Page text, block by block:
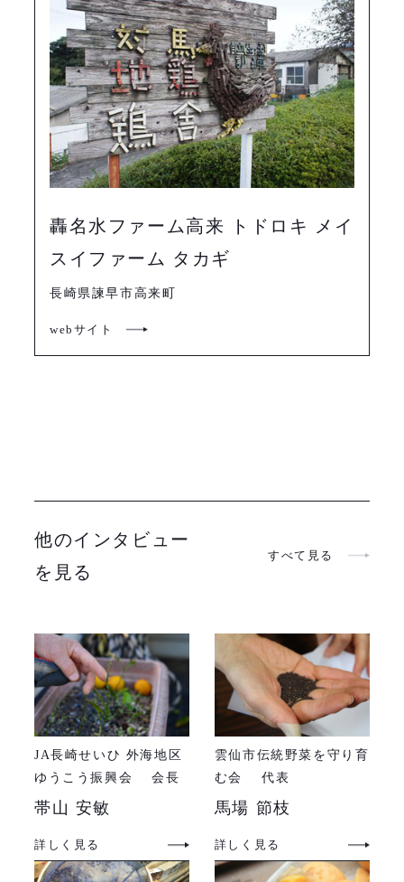
轟名水ファーム高来 トドロキ メイ
スイファーム タカギ
長崎県諫早市高来町
webサイト
他のインタビュー
を見る
すべて見る
JA長崎せいひ 外海地区
ゆうこう振興会 会長
帯山 安敏
詳しく見る
雲仙市伝統野菜を守り育
む会 代表
馬場 節枝
詳しく見る